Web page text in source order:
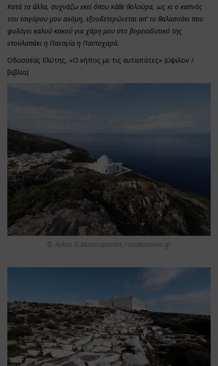
Κατά τα άλλα, συχνάζω εκεί όπου κάθε θολούρα, ως κι ο καπνός
του τσιγάρου μου ακόμη, εξουδετερώνεται απ’ το θαλασσάκι που
φυλάγει καλού κακού για χάρη μου στο βορειοδυτικό της
ντουλαπάκι η Παναγία η Παντοχαρά.
Οδυσσέας Ελύτης, «Ο κήπος με τις αυταπάτες» (ύψιλον /
βιβλία)
© Nikos G Mastropavlos / eudemonia.gr